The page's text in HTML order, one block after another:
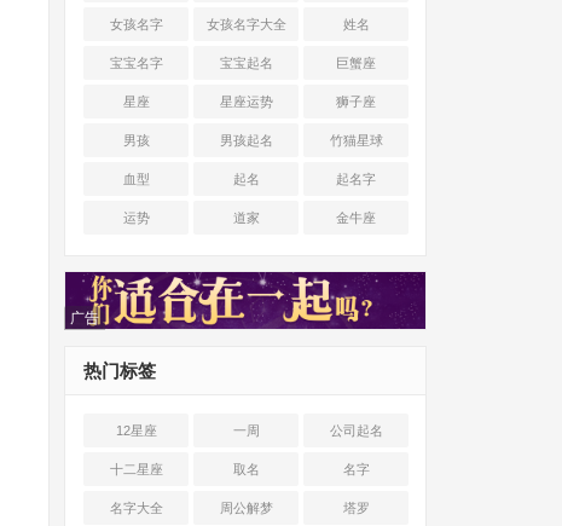
女孩名字 女孩名字大全 姓名
宝宝名字 宝宝起名 巨蟹座
星座 星座运势 狮子座
男孩 男孩起名 竹猫星球
血型 起名 起名字
运势 道家 金牛座
广告
热门标签
12星座 一周 公司起名
十二星座 取名 名字
名字大全 周公解梦 塔罗